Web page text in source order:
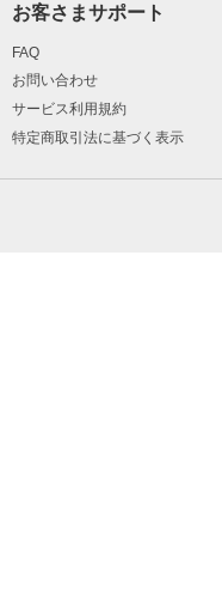
お客さまサポート
FAQ
お問い合わせ
サービス利用規約
特定商取引法に基づく表示